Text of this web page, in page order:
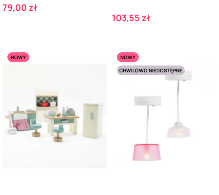
Cena
79,00 zł
Cena
103,55 zł
NOWY
NOWY
CHWILOWO NIEDOSTĘPNE